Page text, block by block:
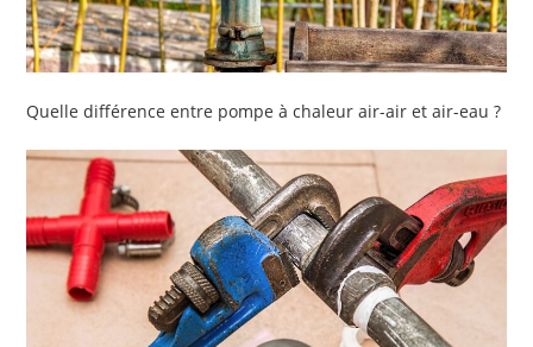
Quelle différence entre pompe à chaleur air-air et air-eau ?